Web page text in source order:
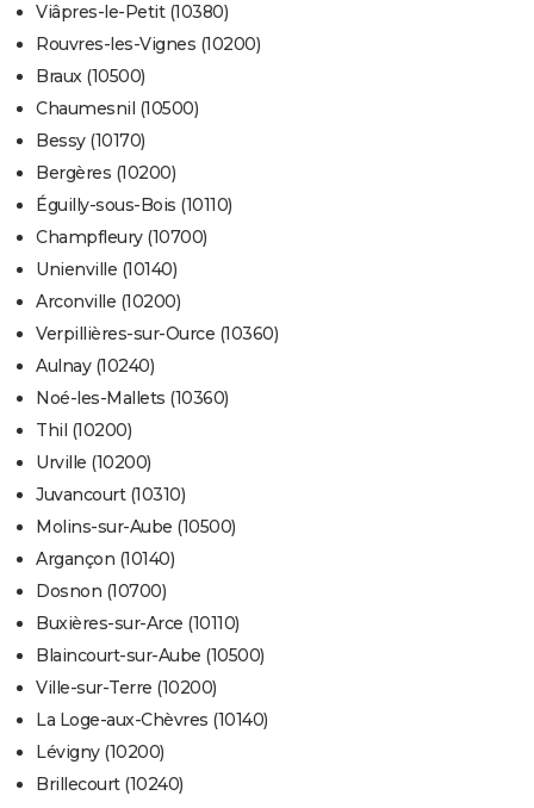
Viâpres-le-Petit (10380)
Rouvres-les-Vignes (10200)
Braux (10500)
Chaumesnil (10500)
Bessy (10170)
Bergères (10200)
Éguilly-sous-Bois (10110)
Champfleury (10700)
Unienville (10140)
Arconville (10200)
Verpillières-sur-Ource (10360)
Aulnay (10240)
Noé-les-Mallets (10360)
Thil (10200)
Urville (10200)
Juvancourt (10310)
Molins-sur-Aube (10500)
Argançon (10140)
Dosnon (10700)
Buxières-sur-Arce (10110)
Blaincourt-sur-Aube (10500)
Ville-sur-Terre (10200)
La Loge-aux-Chèvres (10140)
Lévigny (10200)
Brillecourt (10240)